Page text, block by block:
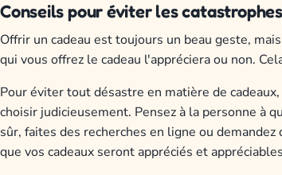
Conseils pour éviter les
Offrir un cadeau est toujours un beau geste,
qui vous offrez le cadeau l'appréciera ou non.
Pour éviter tout désastre en matière de
choisir judicieusement. Pensez à la personne à
sûr, faites des recherches en ligne ou
que vos cadeaux seront appréciés et